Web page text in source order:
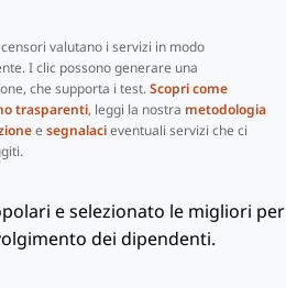
valutano i servizi in modo
I clic possono generare una
che supporta i test. Scopri come
trasparenti, leggi la nostra metodologia
e segnalacieventuali servizi che ci
e selezionato le migliori per
dei dipendenti.